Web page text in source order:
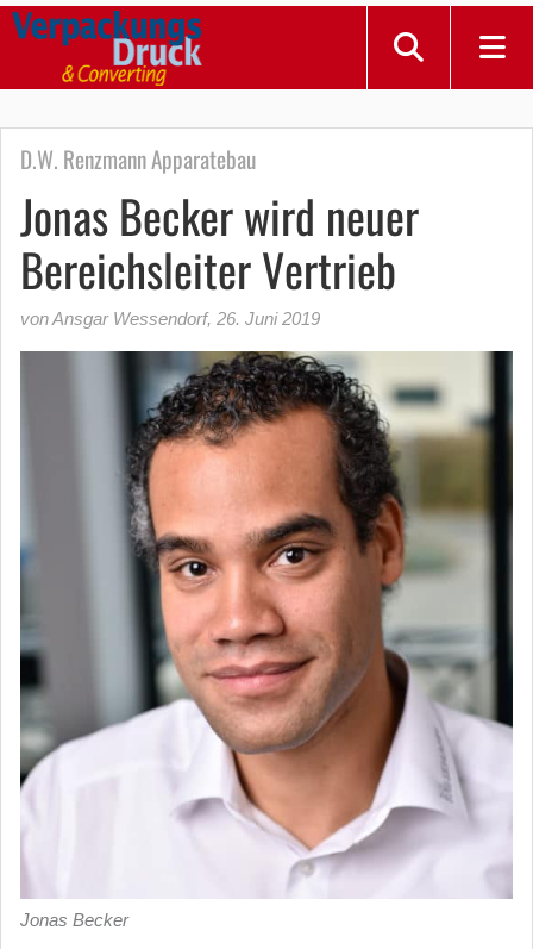
D.W. Renzmann Apparatebau
Jonas Becker wird neuer
Bereichsleiter Vertrieb
von Ansgar Wessendorf, 26. Juni 2019
Jonas Becker